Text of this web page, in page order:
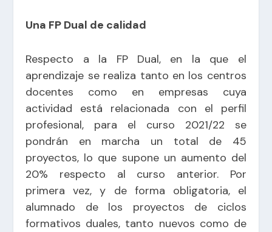
Una FP Dual de calidad
Respecto a la FP Dual, en la que el
aprendizaje se realiza tanto en los centros
docentes como en empresas cuya
actividad está relacionada con el perfil
profesional, para el curso 2021/22 se
pondrán en marcha un total de 45
proyectos, lo que supone un aumento del
20% respecto al curso anterior. Por
primera vez, y de forma obligatoria, el
alumnado de los proyectos de ciclos
formativos duales, tanto nuevos como de